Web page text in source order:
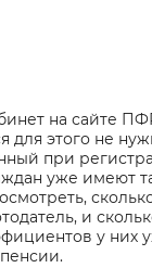
на сайте
для этого не
при
уже имеют
и
у них